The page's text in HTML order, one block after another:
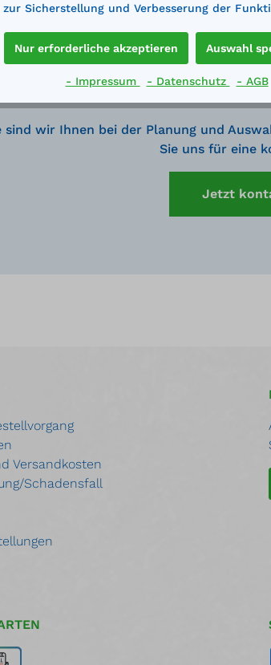
sind wir Ihnen bei der Planung und
Sie uns für eine
Jetzt
Versandkosten
Schadensfall
zur Sicherstellung und Verbesserung der
Nur erforderliche akzeptieren Auswahl
- Impressum - Datenschutz - AGB